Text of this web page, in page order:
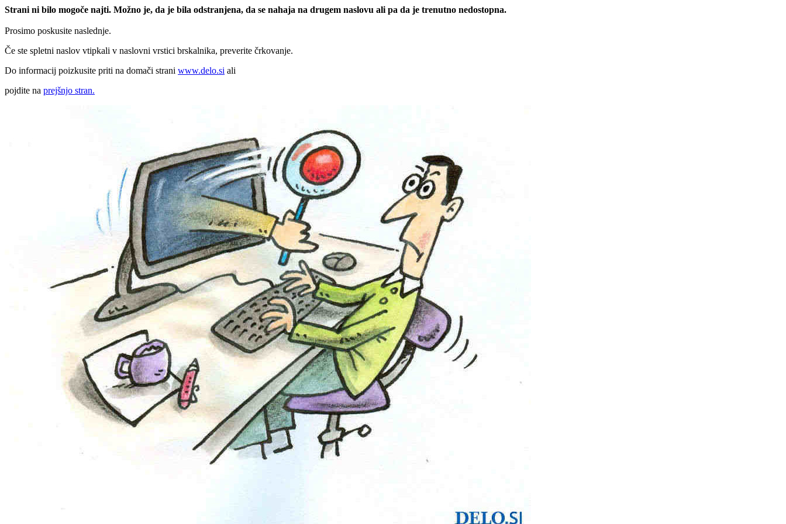
Strani ni bilo mogoče najti. Možno je, da je bila odstranjena, da se nahaja na drugem naslovu ali pa da je trenutno nedostopna.
Prosimo poskusite naslednje.
Če ste spletni naslov vtipkali v naslovni vrstici brskalnika, preverite črkovanje.
Do informacij poizkusite priti na domači strani www.delo.si ali
pojdite na prejšnjo stran.